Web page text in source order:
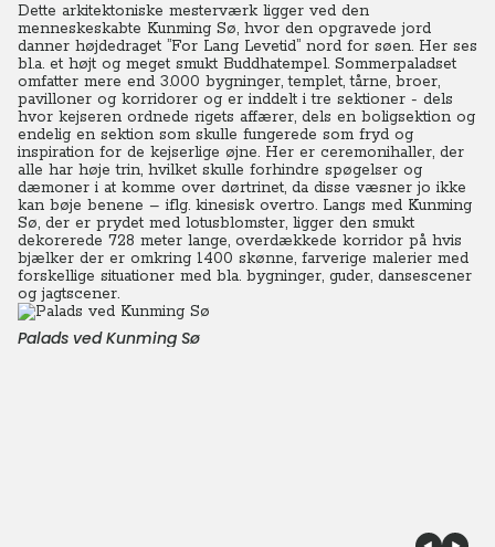
Dette arkitektoniske mesterværk ligger ved den
menneskeskabte Kunming Sø, hvor den opgravede jord
danner højdedraget ”For Lang Levetid” nord for søen. Her ses
bl.a. et højt og meget smukt Buddhatempel. Sommerpaladset
omfatter mere end 3.000 bygninger, templet, tårne, broer,
pavilloner og korridorer og er inddelt i tre sektioner - dels
hvor kejseren ordnede rigets affærer, dels en boligsektion og
endelig en sektion som skulle fungerede som fryd og
inspiration for de kejserlige øjne. Her er ceremonihaller, der
alle har høje trin, hvilket skulle forhindre spøgelser og
dæmoner i at komme over dørtrinet, da disse væsner jo ikke
kan bøje benene – iflg. kinesisk overtro. Langs med Kunming
Sø, der er prydet med lotusblomster, ligger den smukt
dekorerede 728 meter lange, overdækkede korridor på hvis
bjælker der er omkring 1400 skønne, farverige malerier med
forskellige situationer med bla. bygninger, guder, dansescener
og jagtscener.
Palads ved Kunming Sø